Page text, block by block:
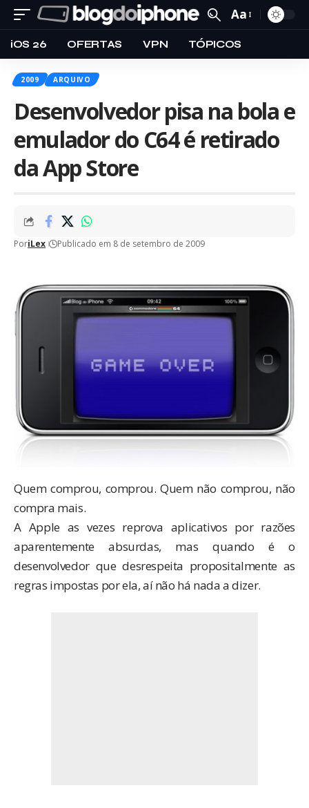
Aa
iOS 26 OFERTAS VPN TÓPICOS
2009 ARQUIVO
Desenvolvedor pisa na bola e
emulador do C64 é retirado
da App Store
PoriLex Publicado em 8 de setembro de 2009
Quem comprou, comprou. Quem não comprou, não
compra mais.
A Apple as vezes reprova aplicativos por razões
aparentemente absurdas, mas quando é o
desenvolvedor que desrespeita propositalmente as
regras impostas por ela, aí não há nada a dizer.